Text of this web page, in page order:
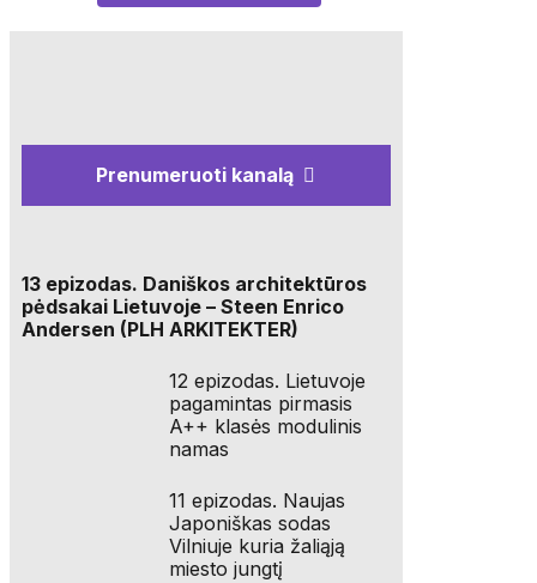
Prenumeruoti kanalą
13 epizodas. Daniškos architektūros
pėdsakai Lietuvoje – Steen Enrico
Andersen (PLH ARKITEKTER)
12 epizodas. Lietuvoje
pagamintas pirmasis
A++ klasės modulinis
namas
11 epizodas. Naujas
Japoniškas sodas
Vilniuje kuria žaliąją
miesto jungtį